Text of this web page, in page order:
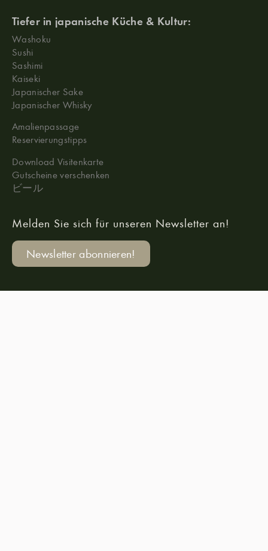
Tiefer in japanische Küche & Kultur:
Washoku
Sushi
Sashimi
Kaiseki
Japanischer Sake
Japanischer Whisky
Amalienpassage
Reservierungstipps
Download Visitenkarte
Gutscheine verschenken
ビール
Melden Sie sich für unseren Newsletter an!
Newsletter abonnieren!